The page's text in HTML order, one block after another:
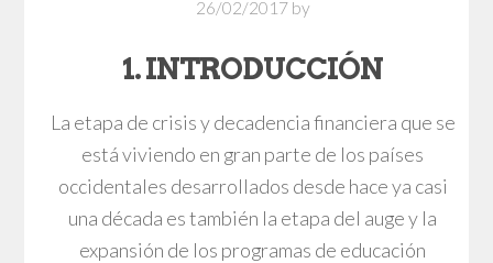
26/02/2017by
1. INTRODUCCIÓN
La etapa de crisis y decadencia financiera que se
está viviendo en gran parte de los países
occidentales desarrollados desde hace ya casi
una década es también la etapa del auge y la
expansión de los programas de educación